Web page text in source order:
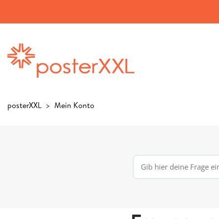
posterXXL Mein Konto